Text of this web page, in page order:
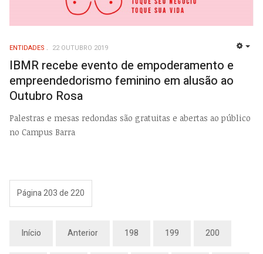
ENTIDADES 22 OUTUBRO 2019
IBMR recebe evento de empoderamento e
empreendedorismo feminino em alusão ao
Outubro Rosa
Palestras e mesas redondas são gratuitas e abertas ao público
no Campus Barra
Página 203 de 220
Início Anterior 198 199 200